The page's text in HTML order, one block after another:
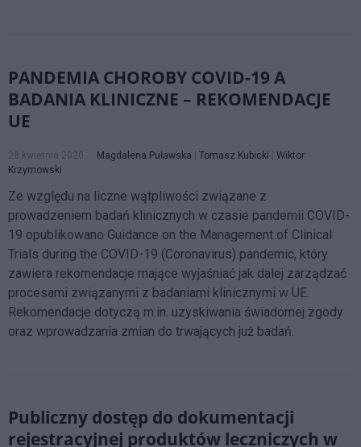
PANDEMIA CHOROBY COVID-19 A
BADANIA KLINICZNE – REKOMENDACJE
UE
28 kwietnia 2020 Magdalena Puławska | Tomasz Kubicki | Wiktor
Krzymowski
Ze względu na liczne wątpliwości związane z
prowadzeniem badań klinicznych w czasie pandemii COVID-
19 opublikowano Guidance on the Management of Clinical
Trials during the COVID-19 (Coronavirus) pandemic, który
zawiera rekomendacje mające wyjaśniać jak dalej zarządzać
procesami związanymi z badaniami klinicznymi w UE.
Rekomendacje dotyczą m.in. uzyskiwania świadomej zgody
oraz wprowadzania zmian do trwających już badań.
Publiczny dostęp do dokumentacji
rejestracyjnej produktów leczniczych w